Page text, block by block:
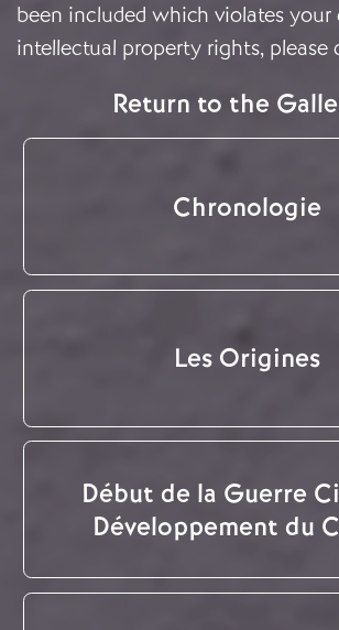
been included which violates
intellectual property rights, please
Return to the
Chronologie
Les Origines
Début de la Guerre
Développement du